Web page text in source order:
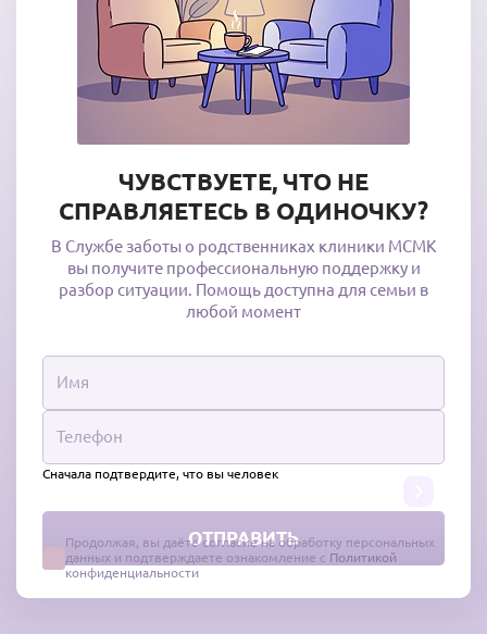
ЧУВСТВУЕТЕ, ЧТО НЕ
СПРАВЛЯЕТЕСЬ В ОДИНОЧКУ?
В Службе заботы о родственниках клиники МСМК
вы получите профессиональную поддержку и
разбор ситуации. Помощь доступна для семьи в
любой момент
Сначала подтвердите, что вы человек
Продолжая, вы даёте согласие на обработку персональных
данных и подтверждаете ознакомление с Политикой
конфиденциальности